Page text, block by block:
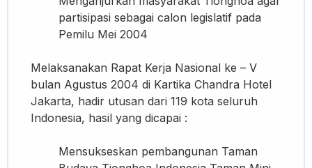
partisipasi sebagai calon legislatif pada
Pemilu Mei 2004
Melaksanakan Rapat Kerja Nasional ke – V
bulan Agustus 2004 di Kartika Chandra Hotel
Jakarta, hadir utusan dari 119 kota seluruh
Indonesia, hasil yang dicapai :
Mensukseskan pembangunan Taman